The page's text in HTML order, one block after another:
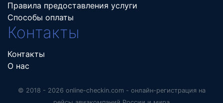
Правила предоставления услуги
Способы оплаты
Контакты
Контакты
О нас
© 2018 - 2026 online-checkin.com - онлайн-регистрация на